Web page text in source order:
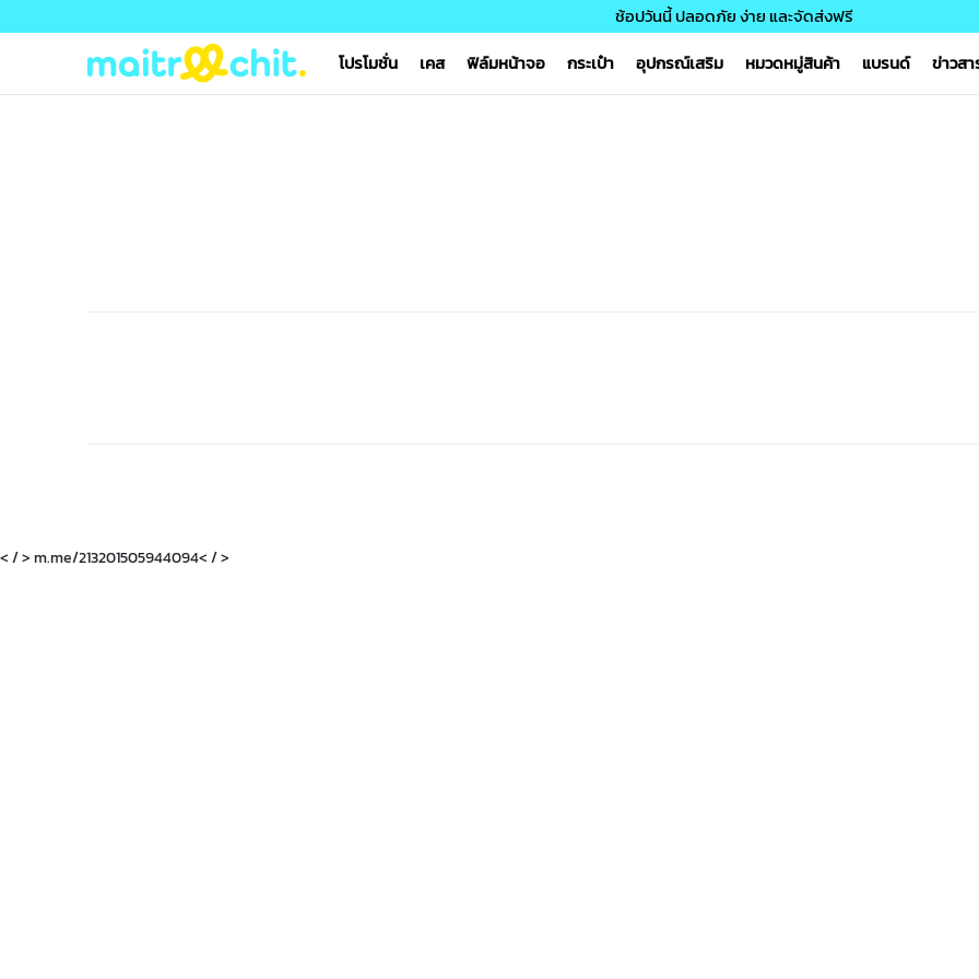
ช้อปวันนี้ ปลอดภัย ง่าย และจัดส่งฟรี
โปรโมชั่น
เคส ฟิล์มหน้าจอ กระเป๋า อุปกรณ์เสริม หมวดหมู่สินค้า แบรนด์ ข่าวส
< / > m.me/213201505944094< / >